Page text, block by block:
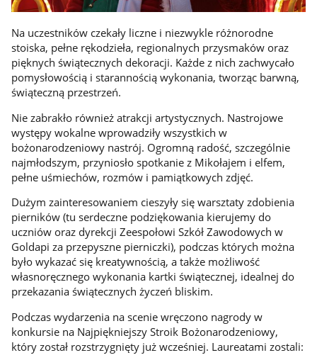
Na uczestników czekały liczne i niezwykle różnorodne
stoiska, pełne rękodzieła, regionalnych przysmaków oraz
pięknych świątecznych dekoracji. Każde z nich zachwycało
pomysłowością i starannością wykonania, tworząc barwną,
świąteczną przestrzeń.
Nie zabrakło również atrakcji artystycznych. Nastrojowe
występy wokalne wprowadziły wszystkich w
bożonarodzeniowy nastrój. Ogromną radość, szczególnie
najmłodszym, przyniosło spotkanie z Mikołajem i elfem,
pełne uśmiechów, rozmów i pamiątkowych zdjęć.
Dużym zainteresowaniem cieszyły się warsztaty zdobienia
pierników (tu serdeczne podziękowania kierujemy do
uczniów oraz dyrekcji Zeespołowi Szkół Zawodowych w
Goldapi za przepyszne pierniczki), podczas których można
było wykazać się kreatywnością, a także możliwość
własnoręcznego wykonania kartki świątecznej, idealnej do
przekazania świątecznych życzeń bliskim.
Podczas wydarzenia na scenie wręczono nagrody w
konkursie na Najpiękniejszy Stroik Bożonarodzeniowy,
który został rozstrzygnięty już wcześniej. Laureatami zostali: